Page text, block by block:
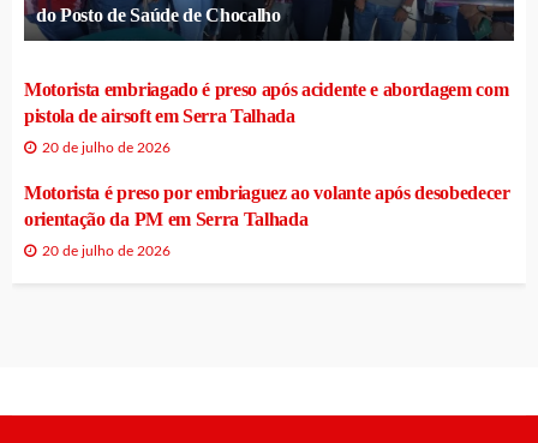
do Posto de Saúde de Chocalho
Motorista embriagado é preso após acidente e abordagem com
pistola de airsoft em Serra Talhada
20 de julho de 2026
Motorista é preso por embriaguez ao volante após desobedecer
orientação da PM em Serra Talhada
20 de julho de 2026